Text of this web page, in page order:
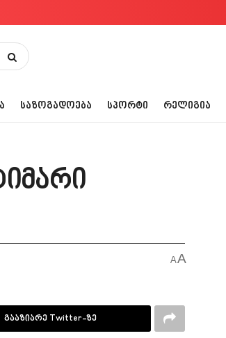
ᲡᲐᲖᲝᲒᲐᲓᲝᲔᲑᲐ ᲡᲞᲝᲠᲢᲘ ᲠᲔᲚᲘᲒᲘᲐ
AA
გააზიარე Twitter-ზე